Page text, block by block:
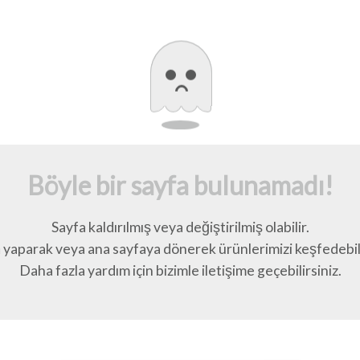
Böyle bir sayfa bulunamadı!
Sayfa kaldırılmış veya değiştirilmiş olabilir.
yaparak veya ana sayfaya dönerek ürünlerimizi
Daha fazla yardım için bizimle iletişime geçebilirsiniz.